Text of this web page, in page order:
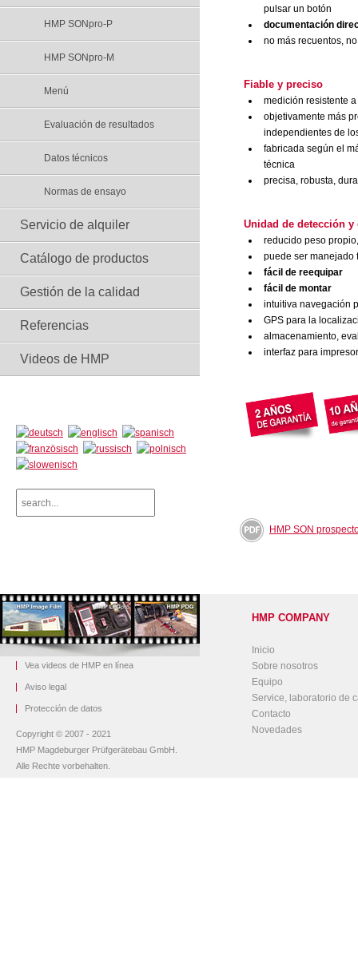
HMP SONpro-P
HMP SONpro-M
Menú
Evaluación de resultados
Datos técnicos
Normas de ensayo
Servicio de alquiler
Catálogo de productos
Gestión de la calidad
Referencias
Videos de HMP
pulsar un botón
documentación
no más recuentos,
Fiable y preciso
medición resistente
objetivamente más
independientes de
fabricada según el
técnica
precisa, robusta,
Unidad de detección
reducido peso
puede ser manejado
fácil de reequipar
fácil de montar
intuitiva navegación
GPS para la
almacenamiento,
interfaz para
HMP SON
Vea videos de HMP en línea
Aviso legal
Protección de datos
Copyright © 2007 - 2021
HMP Magdeburger Prüfgerätebau GmbH.
Alle Rechte vorbehalten.
HMP COMPANY
Inicio
Sobre nosotros
Equipo
Service, laboratorio de
Contacto
Novedades